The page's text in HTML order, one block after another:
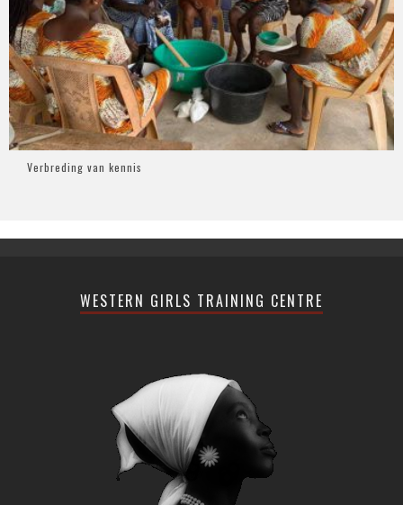
Verbreding van kennis
WESTERN GIRLS TRAINING CENTRE